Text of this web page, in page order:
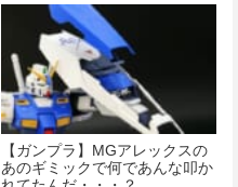
【ガンプラ】MGアレックスの
あのギミックで何であんな叩か